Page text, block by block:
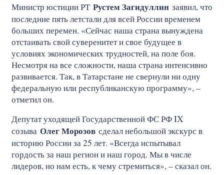
Министр юстиции РТ Рустем Загидуллин заявил, что
последние пять летстали для всей России временем
больших перемен. «Сейчас наша страна вынуждена
отстаивать свой суверенитет и свое будущее в
условиях экономических трудностей, на поле боя.
Несмотря на все сложности, наша страна интенсивно
развивается. Так, в Татарстане не свернули ни одну
федеральную или республиканскую программу», –
отметил он.
Депутат уходящей Государственной ФС РФ IX
созыва Олег Морозов сделал небольшой экскурс в
историю России за 25 лет. «Всегда испытывал
гордость за наш регион и наш город. Мы в числе
лидеров, но нам есть, к чему стремиться», – сказал он.